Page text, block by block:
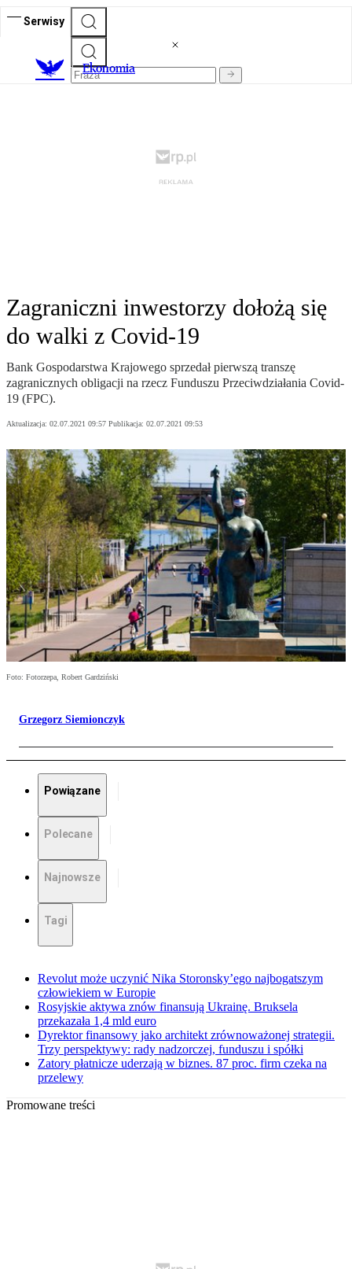
Serwisy
Ekonomia
Zagraniczni inwestorzy dołożą się
do walki z Covid-19
Bank Gospodarstwa Krajowego sprzedał pierwszą transzę
zagranicznych obligacji na rzecz Funduszu Przeciwdziałania Covid-
19 (FPC).
Aktualizacja: 02.07.2021 09:57 Publikacja: 02.07.2021 09:53
Foto: Fotorzepa, Robert Gardziński
Grzegorz Siemionczyk
Powiązane
Polecane
Najnowsze
Tagi
Revolut może uczynić Nika Storonsky’ego najbogatszym
człowiekiem w Europie
Rosyjskie aktywa znów finansują Ukrainę. Bruksela
przekazała 1,4 mld euro
Dyrektor finansowy jako architekt zrównoważonej strategii.
Trzy perspektywy: rady nadzorczej, funduszu i spółki
Zatory płatnicze uderzają w biznes. 87 proc. firm czeka na
przelewy
Promowane treści